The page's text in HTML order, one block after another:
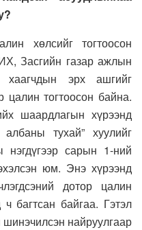
хөлсийг тогтоосон
Засгийн газар ажлын
эрх ашгийг
цалин тогтоосон байна.
шаардлагын хүрээнд
тухай” хуулийг
сарын 1-ний
юм. Энэ хүрээнд
дотор цалин
багтсан байгаа. Гэтэл
найруулгаар